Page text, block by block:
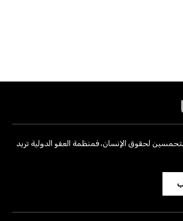
لحقوق الإنسان، فمنظمة العفو الدولية تريد